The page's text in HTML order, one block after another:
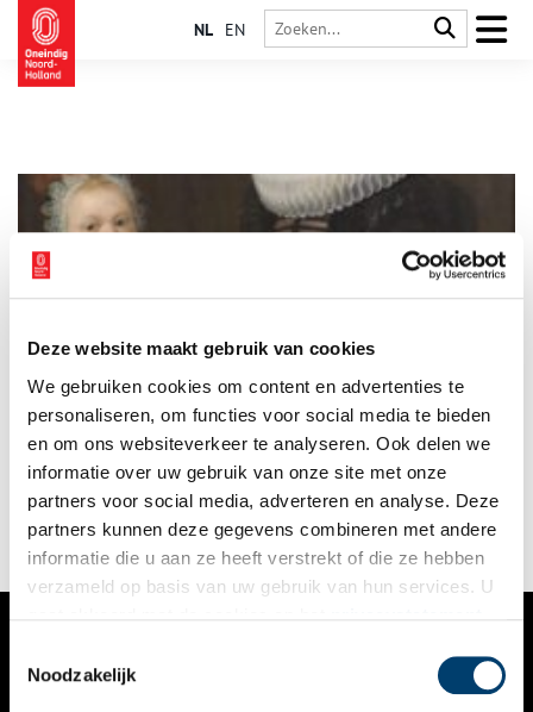
Deze website maakt gebruik van cookies
We gebruiken cookies om content en advertenties te
personaliseren, om functies voor social media te bieden
en om ons websiteverkeer te analyseren. Ook delen we
informatie over uw gebruik van onze site met onze
partners voor social media, adverteren en analyse. Deze
partners kunnen deze gegevens combineren met andere
informatie die u aan ze heeft verstrekt of die ze hebben
verzameld op basis van uw gebruik van hun services. U
Noodzakelijk
NL EN
boedel van Maria Lienaertz (1624)
De eerste resultaten van ‘Crowd Leert Computer Lezen’ waren
nog maar net online, toen kunsthistorica Saskia Kuus via
twitter liet weten wat een goudmijn dit was voor haar
onderzoek naar historische (kinder-)kleding.
VERHALEN